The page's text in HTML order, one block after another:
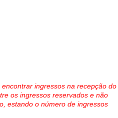
ingressos na recepção do
os ingressos reservados e não
estando o número de ingressos